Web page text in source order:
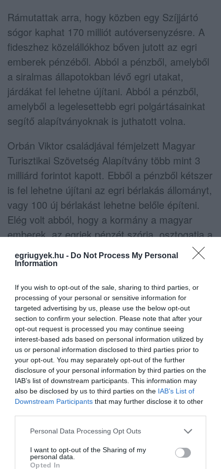
egriugyek.hu - Do Not Process My Personal
Information
If you wish to opt-out of the sale, sharing to third parties, or
processing of your personal or sensitive information for
targeted advertising by us, please use the below opt-out
section to confirm your selection. Please note that after your
opt-out request is processed you may continue seeing
interest-based ads based on personal information utilized by
us or personal information disclosed to third parties prior to
your opt-out. You may separately opt-out of the further
disclosure of your personal information by third parties on the
IAB’s list of downstream participants. This information may
also be disclosed by us to third parties on the IAB’s List of
Downstream Participants that may further disclose it to other
Please note that this website/app uses one or more Google
not limited to your visit or usage behaviour. You may click to
grant or deny consent to Google and its third-party tags to
Personal Data Processing Opt Outs
I want to opt-out of the Sharing of my
personal data.
Opted In
Rámutattak arra, hogy közben egy Szíjjártó
sógor kaphat 170 milliót autóversenyzésre. A
fideszhez közelállókhoz bőven jutott az egri
emberek pénzéből. Abból a pénzből, amelyből
a siralmas állapotokban lévő egri utakat,
járdákat fel lehetne újítani. Abból a pénzből,
amelyből a legelesettebb egri polgártásainkat
segítő alapítványoknak is juthatott volna.
Orbán Viktor családjával fémjelzett Magyar
Turisztikai Szövetség Alapítvány több mint 3
milliárd forintot kapott. Ebből a pénzből kétszer
is fel lehetne újítani az egri bérlakás állományt,
vagy 100 új bérlakást lehetne belőle építeni.
Elég volt abból, hogy a kormány a magyar
emberek, az egriek pénzét szórja, osztogatja a
sajátjaiknak! Az MSZP törvényjavaslatot nyújt
be a parlamentben, amelynek lényege, hogy
Az adatok elérhetőek az MSZP által létrehozott
oldalon, aki kíváncsi rá, hogy kik is kaptak
közpénzt az ezen az oldalon lekérheti az
adatokat
Ne maradjon le a legfrissebb hírekről, kövessen
bennünket az EGRI ÜGYEK Google Hírek oldalán!
VISSZA A FŐOLDALRA